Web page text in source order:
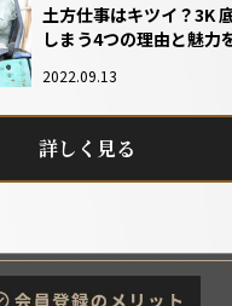
土方仕事はキツイ？3K
しまう4つの理由と魅力
2022.09.13
詳しく見る